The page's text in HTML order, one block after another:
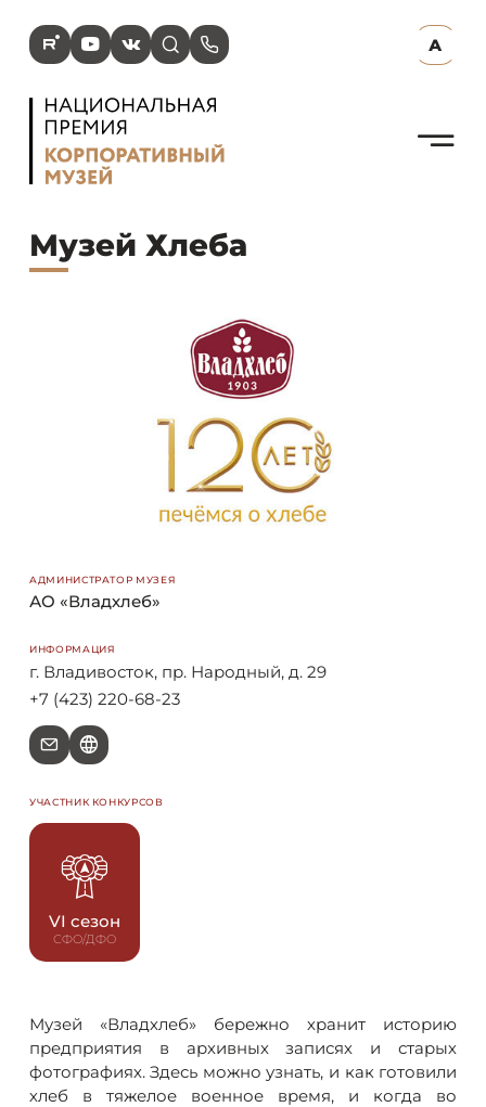
R Y V s p А
N
Музей Хлеба
Музей «Владхлеб» бережно хранит историю
предприятия в архивных записях и старых
фотографиях. Здесь можно узнать, и как готовили
хлеб в тяжелое военное время, и когда во
АДМИНИСТРАТОР МУЗЕЯ
АО «Владхлеб»
ИНФОРМАЦИЯ
г. Владивосток, пр. Народный, д. 29
+7 (423) 220-68-23
e W
УЧАСТНИК КОНКУРСОВ
VI сезон
СФО/ДФО